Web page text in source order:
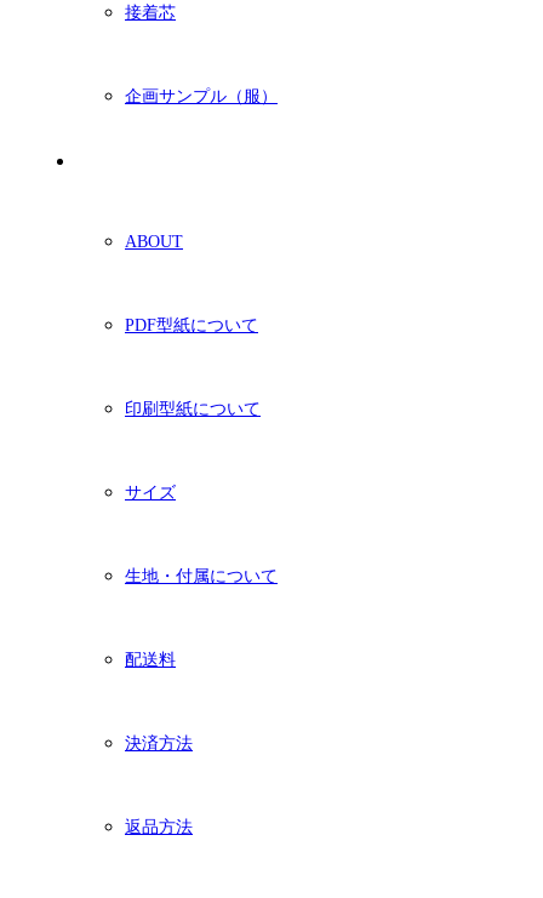
接着芯
企画サンプル（服）
ABOUT
PDF型紙について
印刷型紙について
サイズ
生地・付属について
配送料
決済方法
返品方法